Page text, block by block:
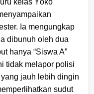
kelas Yōko
Ia mengungkap
dibunuh oleh dua
hanya “Siswa A”
tidak melapor polisi
jauh lebih dingin
sudut